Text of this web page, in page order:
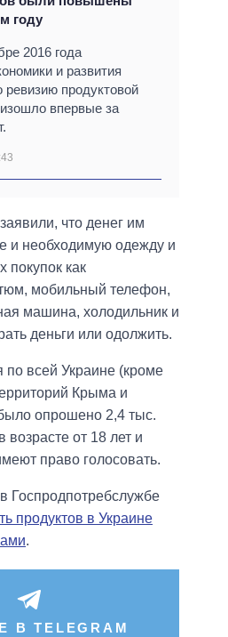
году
2016 года
и развития
ревизию продуктовой
впервые за
что денег им
и необходимую одежду и
покупок как
мобильный телефон,
машина, холодильник и
деньги или одолжить.
всей Украине (кроме
Крыма и
опрошено 2,4 тыс.
от 18 лет и
право голосовать.
Госпродпотребслужбе
продуктов в Украине
.
В TELEGRAM